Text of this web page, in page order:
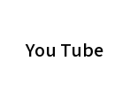
You Tube